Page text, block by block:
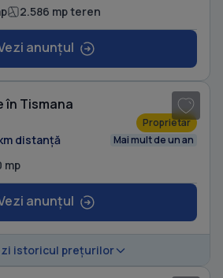
2.586 mp teren
anunțul
în Tismana
Proprietar
distanță Mai mult de un an
mp
anunțul
istoricul prețurilor